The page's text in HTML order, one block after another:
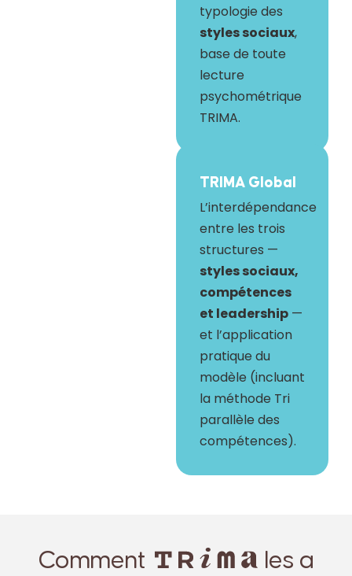
typologie des
styles sociaux,
base de toute
lecture
psychométrique
TRIMA.
TRIMA Global
L’interdépendance
entre les trois
structures —
styles sociaux,
compétences
et leadership —
et l’application
pratique du
modèle (incluant
la méthode Tri
parallèle des
compétences).
Comment
les a